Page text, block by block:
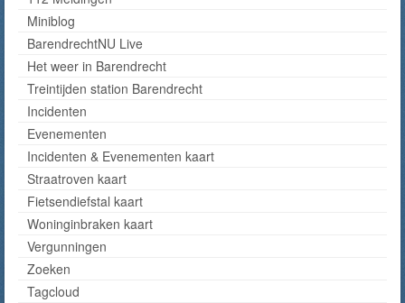
Miniblog
BarendrechtNU Live
Het weer in Barendrecht
Treintijden station Barendrecht
Incidenten
Evenementen
Incidenten & Evenementen kaart
Straatroven kaart
Fietsendiefstal kaart
Woninginbraken kaart
Vergunningen
Zoeken
Tagcloud